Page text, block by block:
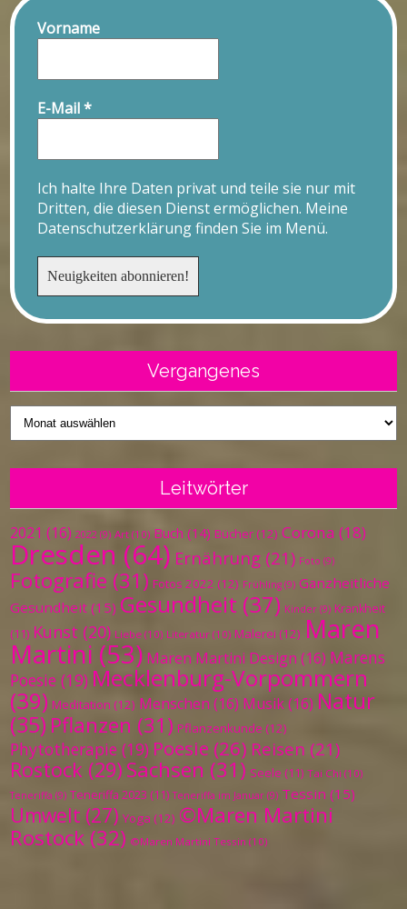
Vorname
E-Mail*
Ich halte Ihre Daten privat und teile sie nur mit
Dritten, die diesen Dienst ermöglichen. Meine
Datenschutzerklärung finden Sie im Menü.
Vergangenes
Vergangenes
Leitwörter
2021 (16) 2022 (9) Art (10) Buch (14) Bücher (12) Corona (18)
Dresden (64) Ernährung (21) Foto (9)
Fotografie (31) Fotos 2022 (12) Frühling (9) Ganzheitliche
Gesundheit (15) Gesundheit (37) Kinder (9) Krankheit
(11) Kunst (20) Liebe (10) Literatur (10) Malerei (12) Maren
Martini (53) Maren Martini Design (16) Marens
Poesie (19) Mecklenburg-Vorpommern
(39) Meditation (12) Menschen (16) Musik(16) Natur
(35) Pflanzen (31) Pflanzenkunde (12)
Phytotherapie (19) Poesie (26) Reisen (21)
Rostock (29) Sachsen (31) Seele (11) Tai Chi (10)
Teneriffa (9) Teneriffa 2023 (11) Teneriffa im Januar (9) Tessin (15)
Umwelt (27) Yoga (12) ©Maren Martini
Rostock (32) ©Maren Martini Tessin (10)